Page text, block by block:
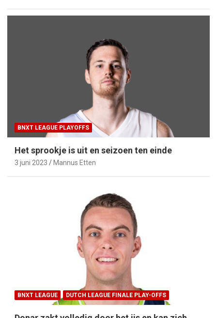
BNXT LEAGUE PLAYOFFS
Het sprookje is uit en seizoen ten einde
3 juni 2023 Mannus Etten
BNXT LEAGUE DUTCH LEAGUE FINALE PLAY-OFFS